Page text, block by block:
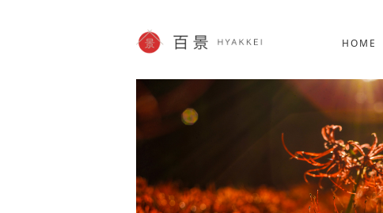
HOME
SHOPPING
JP info